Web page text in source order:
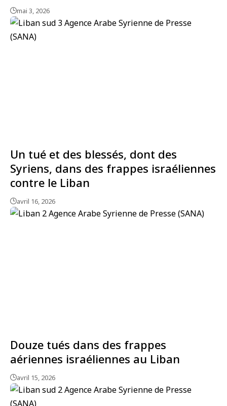
mai 3, 2026
Un tué et des blessés, dont des
Syriens, dans des frappes israéliennes
contre le Liban
avril 16, 2026
Douze tués dans des frappes
aériennes israéliennes au Liban
avril 15, 2026